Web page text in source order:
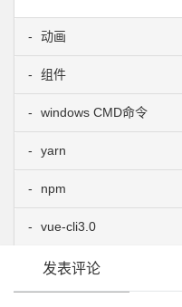
动画
组件
windows CMD命令
yarn
npm
vue-cli3.0
发表评论